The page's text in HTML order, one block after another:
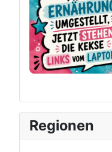
Original
Regionen